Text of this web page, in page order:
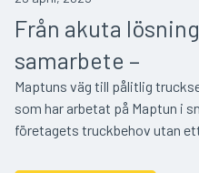
Från akuta
samarbete –
Maptuns väg till pålitlig
som har arbetat på Maptun i
företagets truckbehov utan